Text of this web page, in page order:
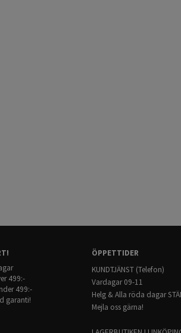
499:-
499:-
garanti!
ÖPPETTIDER
KUNDTJÄNST (Telefon)
Vardagar 09-11
Helg & Alla röda dagar
Mejla oss gärna!